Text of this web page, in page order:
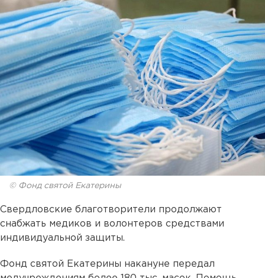
© Фонд святой Екатерины
Свердловские благотворители продолжают
снабжать медиков и волонтеров средствами
индивидуальной защиты.
Фонд святой Екатерины накануне передал